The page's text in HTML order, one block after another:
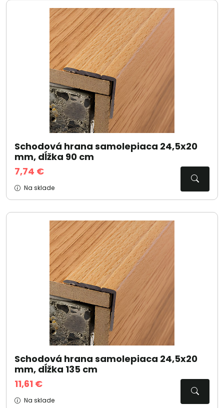
Schodová hrana samolepiaca 24,5x20
mm, dĺžka 90 cm
7,74 €
Na sklade
Schodová hrana samolepiaca 24,5x20
mm, dĺžka 135 cm
11,61 €
Na sklade